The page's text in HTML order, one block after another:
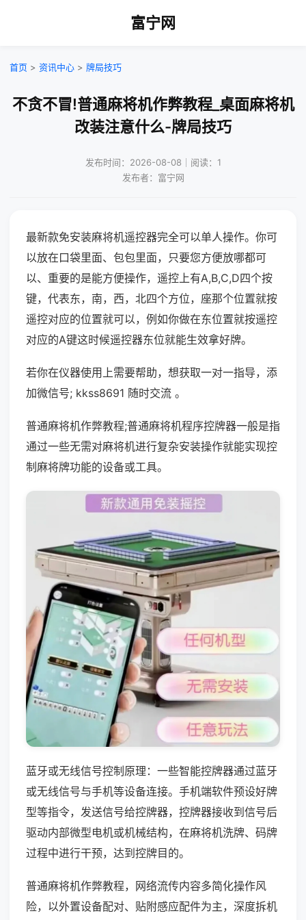
富宁网
首页 > 资讯中心 > 牌局技巧
不贪不冒!普通麻将机作弊教程_桌面麻将机
改装注意什么-牌局技巧
发布时间：2026-08-08｜阅读：1
发布者：富宁网
最新款免安装麻将机遥控器完全可以单人操作。你可
以放在口袋里面、包包里面，只要您方便放哪都可
以、重要的是能方便操作，遥控上有A,B,C,D四个按
键，代表东，南，西，北四个方位，座那个位置就按
遥控对应的位置就可以，例如你做在东位置就按遥控
对应的A键这时候遥控器东位就能生效拿好牌。
若你在仪器使用上需要帮助，想获取一对一指导，添
加微信号; kkss8691 随时交流 。
普通麻将机作弊教程;普通麻将机程序控牌器一般是指
通过一些无需对麻将机进行复杂安装操作就能实现控
制麻将牌功能的设备或工具。
蓝牙或无线信号控制原理：一些智能控牌器通过蓝牙
或无线信号与手机等设备连接。手机端软件预设好牌
型等指令，发送信号给控牌器，控牌器接收到信号后
驱动内部微型电机或机械结构，在麻将机洗牌、码牌
过程中进行干预，达到控牌目的。
普通麻将机作弊教程，网络流传内容多简化操作风
险，以外置设备配对、贴附感应配件为主，深度拆机